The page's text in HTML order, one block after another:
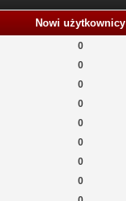
Nowi użytkownicy
0
0
0
0
0
0
0
0